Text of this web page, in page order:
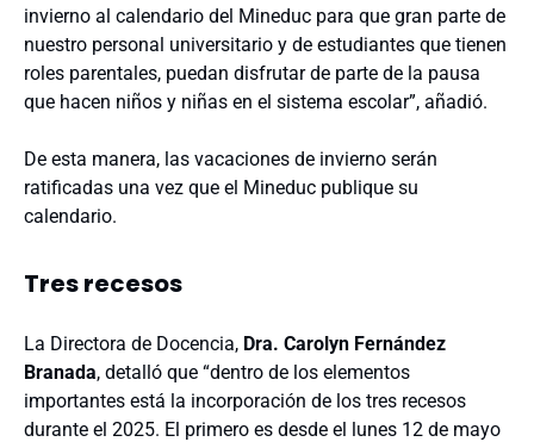
invierno al calendario del Mineduc para que gran parte de
nuestro personal universitario y de estudiantes que tienen
roles parentales, puedan disfrutar de parte de la pausa
que hacen niños y niñas en el sistema escolar”, añadió.
De esta manera, las vacaciones de invierno serán
ratificadas una vez que el Mineduc publique su
calendario.
Tres recesos
La Directora de Docencia, Dra. Carolyn Fernández
Branada, detalló que “dentro de los elementos
importantes está la incorporación de los tres recesos
durante el 2025. El primero es desde el lunes 12 de mayo